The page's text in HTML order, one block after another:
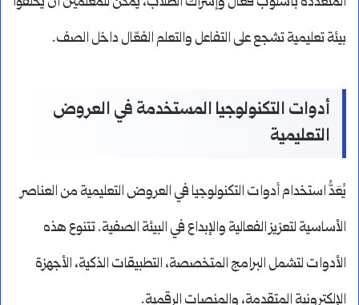
بيئة تعليمية تشجع على التفاعل والتعلم الفعّال داخل الصف.
أدوات التكنولوجيا المستخدمة في العروض
التعليمية
يُعَدُّ استخدام أدوات التكنولوجيا في العروض التعليمية من العناصر
الأساسية لتعزيز الفعالية والإبداع في البيئة الصفية. تتنوع هذه
الأدوات لتشمل البرامج المتخصصة، التطبيقات الذكية، الأجهزة
الإلكترونية المتقدمة، والمنصات الرقمية.